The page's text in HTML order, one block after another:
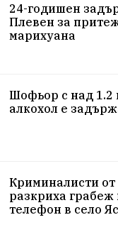
концерт
водоснабдяване
спорт
24-годишен
Плевен за
марихуана
Шофьор с над 1.2
алкохол е
Криминалисти
разкриха грабеж
телефон в село